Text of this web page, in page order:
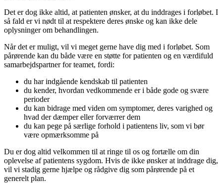
Det er dog ikke altid, at patienten ønsker, at du inddrages i forløbet. I
så fald er vi nødt til at respektere deres ønske og kan ikke dele
oplysninger om behandlingen.
Når det er muligt, vil vi meget gerne have dig med i forløbet. Som
pårørende kan du både være en støtte for patienten og en værdifuld
samarbejdspartner for teamet, fordi:
du har indgående kendskab til patienten
du kender, hvordan vedkommende er i både gode og svære
perioder
du kan bidrage med viden om symptomer, deres varighed og
hvad der dæmper eller forværrer dem
du kan pege på særlige forhold i patientens liv, som vi bør
være opmærksomme på
Du er dog altid velkommen til at ringe til os og fortælle om din
oplevelse af patientens sygdom. Hvis de ikke ønsker at inddrage dig,
vil vi stadig gerne hjælpe og rådgive dig som pårørende på et
generelt plan.